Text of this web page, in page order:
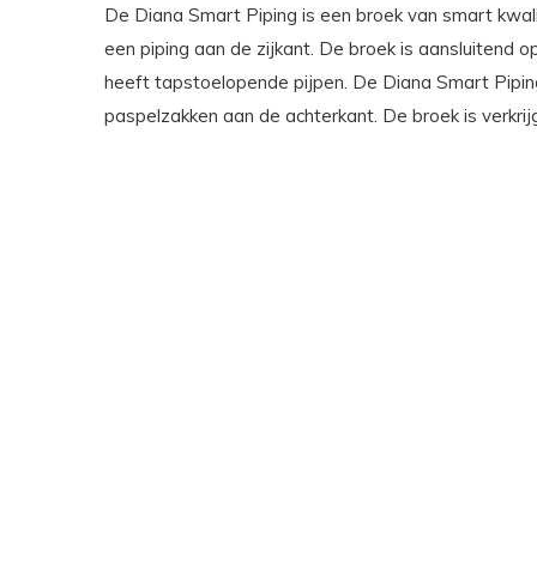
De Diana Smart Piping is een broek van smart
een piping aan de zijkant. De broek is aansluitend
heeft tapstoelopende pijpen. De Diana Smart
paspelzakken aan de achterkant. De broek is